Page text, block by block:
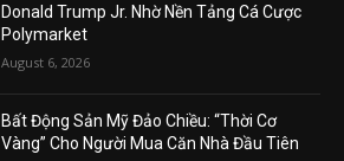
Donald Trump Jr. Nhờ Nền Tảng Cá Cược
Polymarket
August 6, 2026
Bất Động Sản Mỹ Đảo Chiều: “Thời Cơ
Vàng” Cho Người Mua Căn Nhà Đầu Tiên